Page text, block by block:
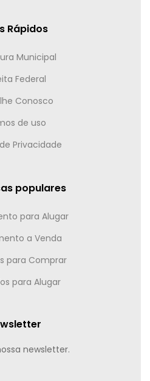
Rápidos
Municipal
Federal
Conosco
de uso
Privacidade
populares
para Alugar
a Venda
para Comprar
para Alugar
newsletter.